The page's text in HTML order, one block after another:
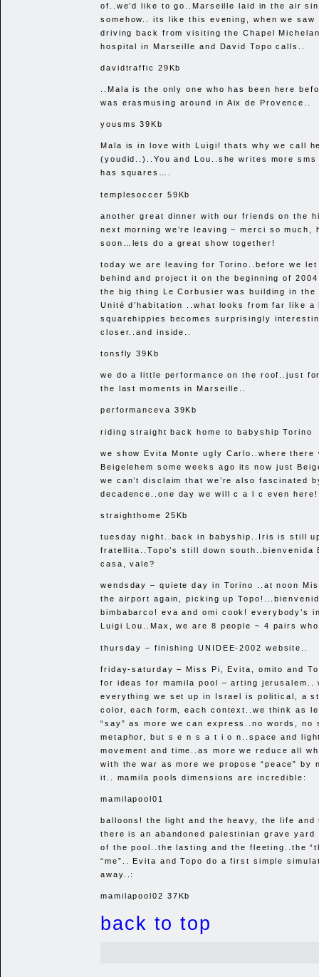
of..we’d like to go..Marseille laid in the air
somehow.. its like this evening, when we saw
driving back from visiting the Chapel
hospital in Marseille and David Topo calls..
davidtraffic 29Kb
..Mala is the only one who has been here
was erasmusing around in Aix de Provence..
yousms 39Kb
Mala is in love with Luigi! thats why we call
(youdid..)..You and Lou..she writes more
has squares….
templesoccer 59Kb
another great dinner with our friends on the
next morning we’re leaving – merci so much,
soon…lets do a great show together!
today we are leaving for Torino..before we
behind and project it on the beginning of
the big thing Le Corbusier was building in
Unité d’habitation ..what looks from far like
squarehippies becomes surprisingly
closer..and inside..
tonsfly 39Kb
we do a little performance on the roof..just
the last moments in Marseille..
performanceva 39Kb
riding straight back home to babyship Torino
we show Evita Monte ugly Carlo..where there
Beigelehem some weeks ago its now just
we can’t disclaim that we’re also fascinated
decadence..one day we will c a l c even here!
straighthome 25Kb
tuesday night..back in babyship..Iris is still
fratellita..Topo’s still down south..bienvenida
casa, vale?
wendsday – quiete day in Torino ..at noon
the airport again, picking up
bimbabarco! eva and omi cook! everybody’s
Luigi Lou..Max, we are 8 people ~ 4 pairs
thursday – finishing UNIDEE-2002 website..
friday-saturday – Miss Pi, Evita, omito and
for ideas for mamila pool – arting jerusalem..
everything we set up in Israel is political, a
color, each form, each context..we think as
“say” as more we can express..no words, no
metaphor, but s e n s a t i o n..space and
movement and time..as more we reduce all
with the war as more we propose “peace” by
it.. mamila pools dimensions are incredible:
mamilapool01
balloons! the light and the heavy, the life and
there is an abandoned palestinian grave yard
of the pool..the lasting and the fleeting..the
“me”.. Evita and Topo do a first simple
away..:
mamilapool02 37Kb
back to top